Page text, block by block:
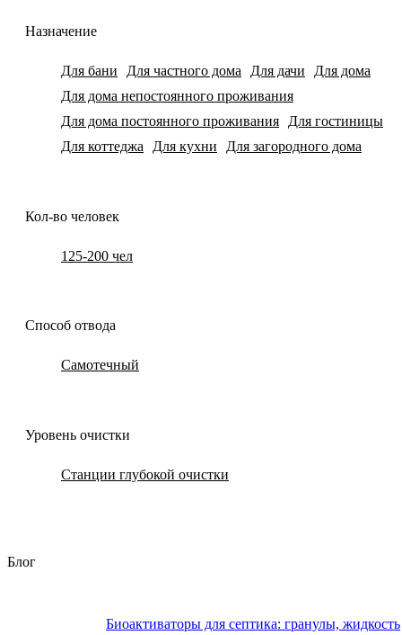
Назначение
Для бани Для частного дома Для дачи
Для дома
Для дома непостоянного проживания
Для дома постоянного проживания Для гостиницы
Для коттеджа Для кухни Для загородного дома
Кол-во человек
125-200 чел
Способ отвода
Самотечный
Уровень очистки
Станции глубокой очистки
Блог
Биоактиваторы для септика: гранулы, жидкость